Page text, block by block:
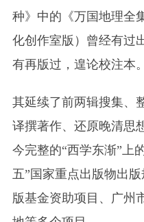
种》中的《万国地理全
化创作室版）曾经有过
有再版过，遑论校注本。
其延续了前两辑搜集、
译撰著作、还原晚清思
今完整的“西学东渐”上
五”国家重点出版物出
版基金资助项目、广州